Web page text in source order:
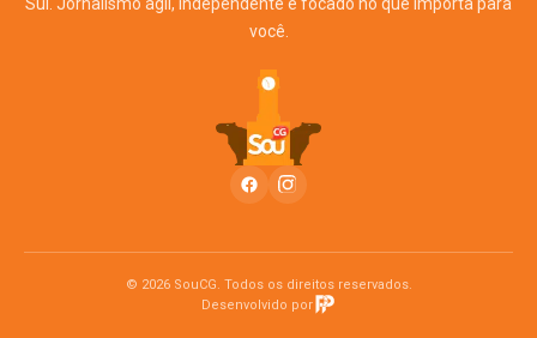
Sul. Jornalismo ágil, independente e focado no que importa para
você.
© 2026 SouCG. Todos os direitos reservados.
Desenvolvido por